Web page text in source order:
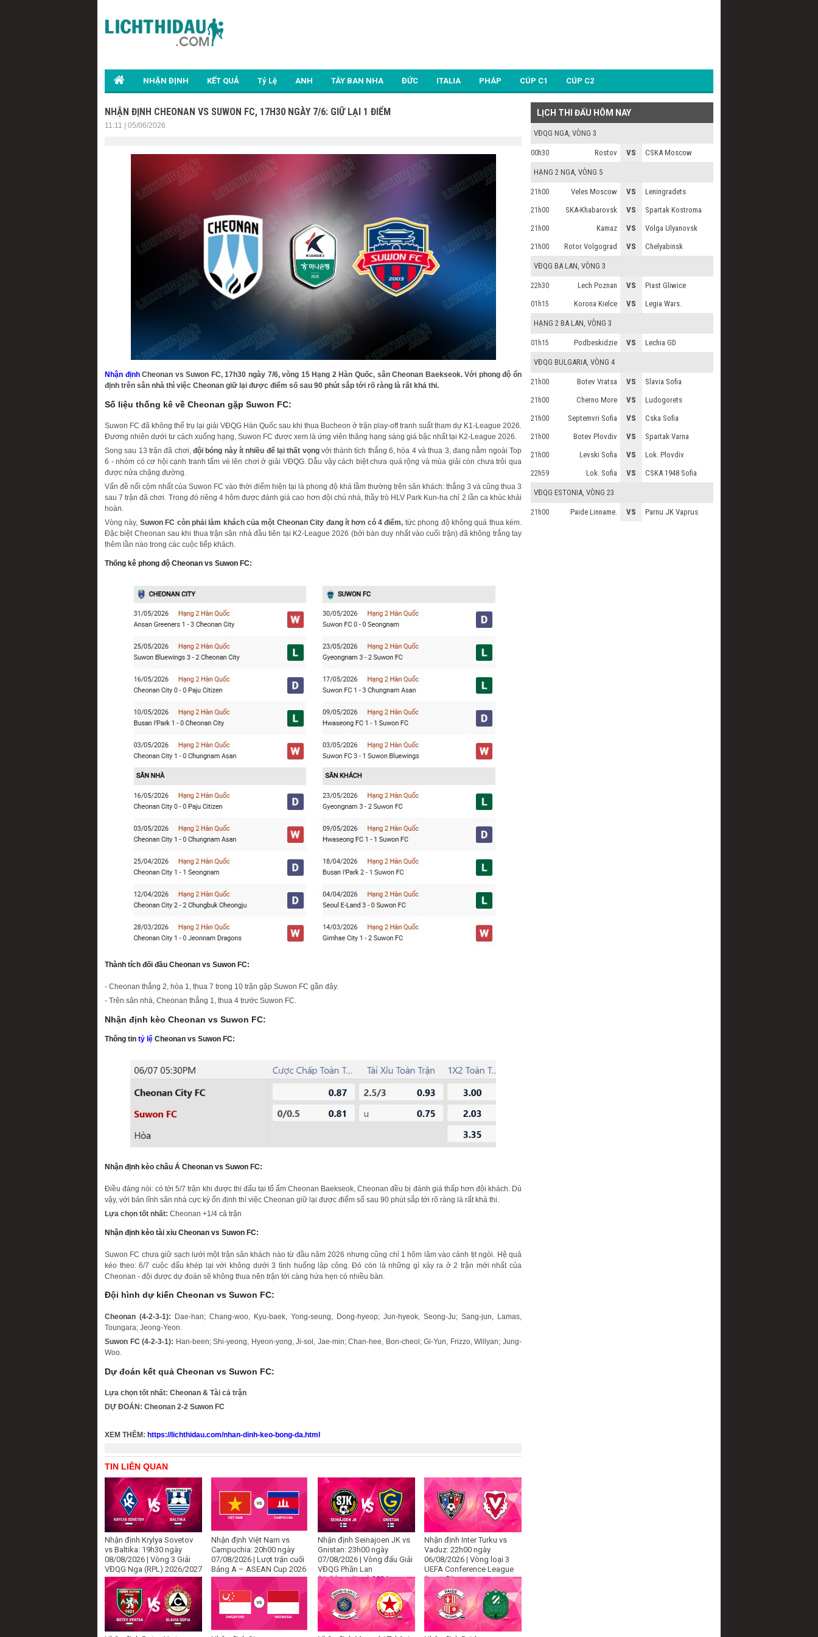
NHẬN ĐỊNH KẾT QUẢ Tỷ Lệ ANH TÂY BAN NHA ĐỨC ITALIA PHÁP CÚP C1 CÚP C2
NHẬN ĐỊNH CHEONAN VS SUWON FC, 17H30 NGÀY 7/6: GIỮ LẠI 1 ĐIỂM
11:11 | 05/06/2026
Nhận địnhCheonan vs Suwon FC, 17h30 ngày 7/6, vòng 15 Hạng 2 Hàn Quốc, sân Cheonan Baekseok. Với phong độ ổn
định trên sân nhà thì việc Cheonan giữ lại được điểm số sau 90 phút sắp tới rõ ràng là rất khả thi.
Số liệu thống kê về Cheonan gặp Suwon FC:
Suwon FC đã không thể trụ lại giải VĐQG Hàn Quốc sau khi thua Bucheon ở trận play-off tranh suất tham dự K1-League 2026.
Đương nhiên dưới tư cách xuống hạng, Suwon FC được xem là ứng viên thăng hạng sáng giá bậc nhất tại K2-League 2026.
Song sau 13 trận đã chơi, đội bóng này ít nhiều để lại thất vọng với thành tích thắng 6, hòa 4 và thua 3, đang nằm ngoài Top
6 - nhóm có cơ hội cạnh tranh tấm vé lên chơi ở giải VĐQG. Dẫu vậy cách biệt chưa quá rộng và mùa giải còn chưa trôi qua
được nửa chặng đường.
Vấn đề nổi cộm nhất của Suwon FC vào thời điểm hiện tại là phong độ khá tầm thường trên sân khách: thắng 3 và cũng thua 3
sau 7 trận đã chơi. Trong đó riêng 4 hôm được đánh giá cao hơn đội chủ nhà, thầy trò HLV Park Kun-ha chỉ 2 lần ca khúc khải
hoàn.
Vòng này, Suwon FC còn phải làm khách của một Cheonan City đang ít hơn có 4 điểm, tức phong độ không quá thua kém.
Đặc biệt Cheonan sau khi thua trận sân nhà đầu tiên tại K2-League 2026 (bởi bàn duy nhất vào cuối trận) đã không trắng tay
thêm lần nào trong các cuộc tiếp khách.
Thống kê phong độ Cheonan vs Suwon FC:
Thành tích đối đầu Cheonan vs Suwon FC:
- Cheonan thắng 2, hòa 1, thua 7 trong 10 trận gặp Suwon FC gần đây.
- Trên sân nhà, Cheonan thắng 1, thua 4 trước Suwon FC.
Nhận định kèo Cheonan vs Suwon FC:
Thông tin tỷ lệ Cheonan vs Suwon FC:
Nhận định kèo châu Á Cheonan vs Suwon FC:
Điều đáng nói: có tới 5/7 trận khi được thi đấu tại tổ ấm Cheonan Baekseok, Cheonan đều bị đánh giá thấp hơn đội khách. Dù
vậy, với bản lĩnh sân nhà cực kỳ ổn định thì việc Cheonan giữ lại được điểm số sau 90 phút sắp tới rõ ràng là rất khả thi.
Lựa chọn tốt nhất: Cheonan +1/4 cả trận
Nhận định kèo tài xỉu Cheonan vs Suwon FC:
Suwon FC chưa giữ sạch lưới một trận sân khách nào từ đầu năm 2026 nhưng cũng chỉ 1 hôm lâm vào cảnh tịt ngòi. Hệ quả
kéo theo: 6/7 cuộc đấu khép lại với không dưới 3 tình huống lập công. Đó còn là những gì xảy ra ở 2 trận mới nhất của
Cheonan - đội được dự đoán sẽ không thua nên trận tới càng hứa hẹn có nhiều bàn.
Đội hình dự kiến Cheonan vs Suwon FC:
Cheonan (4-2-3-1): Dae-han; Chang-woo, Kyu-baek, Yong-seung, Dong-hyeop; Jun-hyeok, Seong-Ju; Sang-jun, Lamas,
Toungara; Jeong-Yeon.
Suwon FC (4-2-3-1): Han-been; Shi-yeong, Hyeon-yong, Ji-sol, Jae-min; Chan-hee, Bon-cheol; Gi-Yun, Frizzo, Willyan; Jung-
Woo.
Dự đoán kết quả Cheonan vs Suwon FC:
Lựa chọn tốt nhất: Cheonan & Tài cả trận
DỰ ĐOÁN: Cheonan 2-2 Suwon FC
XEM THÊM: https://lichthidau.com/nhan-dinh-keo-bong-da.html
TIN LIÊN QUAN
Nhận định Krylya Sovetov
vs Baltika: 19h30 ngày
08/08/2026 | Vòng 3 Giải
VĐQG Nga (RPL) 2026/2027
Nhận định Việt Nam vs
Campuchia: 20h00 ngày
07/08/2026 | Lượt trận cuối
Bảng A – ASEAN Cup 2026
Nhận định Seinajoen JK vs
Gnistan: 23h00 ngày
07/08/2026 | Vòng đấu Giải
VĐQG Phần Lan
(Veikkausliiga) 2026
Nhận định Inter Turku vs
Vaduz: 22h00 ngày
06/08/2026 | Vòng loại 3
UEFA Conference League
(Lượt đi)
LỊCH THI ĐẤU HÔM NAY
VĐQG NGA, VÒNG 3
00h30 Rostov VS CSKA Moscow
HẠNG 2 NGA, VÒNG 5
21h00 Veles Moscow VS Leningradets
21h00 SKA-Khabarovsk VS Spartak Kostroma
21h00 Kamaz VS Volga Ulyanovsk
21h00 Rotor Volgograd VS Chelyabinsk
VĐQG BA LAN, VÒNG 3
22h30 Lech Poznan VS Piast Gliwice
01h15 Korona Kielce VS Legia Wars.
HẠNG 2 BA LAN, VÒNG 3
01h15 Podbeskidzie VS Lechia GD
VĐQG BULGARIA, VÒNG 4
21h00 Botev Vratsa VS Slavia Sofia
21h00 Cherno More VS Ludogorets
21h00 Septemvri Sofia VS Cska Sofia
21h00 Botev Plovdiv VS Spartak Varna
21h00 Levski Sofia VS Lok. Plovdiv
22h59 Lok. Sofia VS CSKA 1948 Sofia
VĐQG ESTONIA, VÒNG 23
21h00 Paide Linname. VS Parnu JK Vaprus